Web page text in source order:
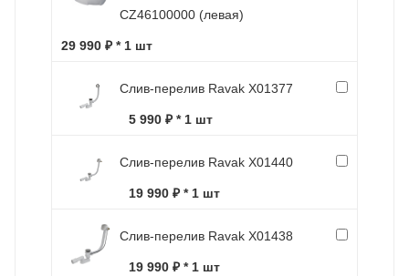
CZ46100000 (левая)
29 990 ₽ * 1 шт
Слив-перелив Ravak X01377
5 990 ₽ * 1 шт
Слив-перелив Ravak X01440
19 990 ₽ * 1 шт
Слив-перелив Ravak X01438
19 990 ₽ * 1 шт